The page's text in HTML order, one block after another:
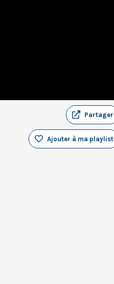
Partager
Ajouter à ma playlist